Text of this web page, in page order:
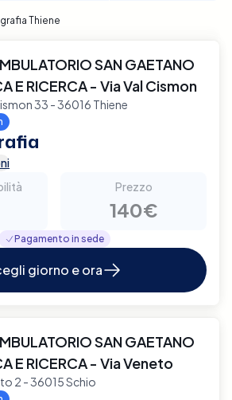
Thiene
SAN GAETANO
E RICERCA - Via Val Cismon
33 - 36016 Thiene
Prezzo
140€
Pagamento in sede
giorno e ora
SAN GAETANO
E RICERCA - Via Veneto
2 - 36015 Schio